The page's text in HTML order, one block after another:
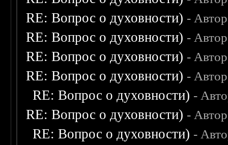
RE: Вопрос о духовности) -
RE: Вопрос о духовности) -
RE: Вопрос о духовности) -
RE: Вопрос о духовности) -
RE: Вопрос о духовности) -
RE: Вопрос о духовности) -
RE: Вопрос о духовности) -